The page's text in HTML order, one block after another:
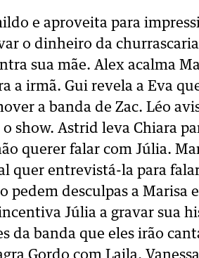
e aproveita para
o dinheiro da
sua mãe. Alex acalma
a irmã. Gui revela a Eva
a banda de Zac. Léo
show. Astrid leva Chiara
querer falar com Júlia.
quer entrevistá-la para
pedem desculpas a Marisa
Júlia a gravar sua
da banda que eles irão
Gordo com Laila.